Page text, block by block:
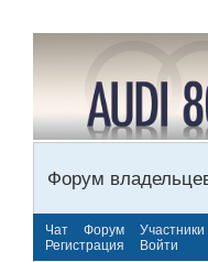
Форум
Чат Форум Участники
Регистрация
Войти